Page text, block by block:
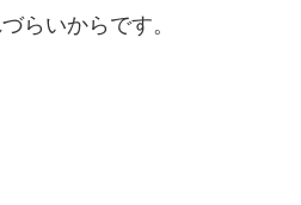
らいからです。